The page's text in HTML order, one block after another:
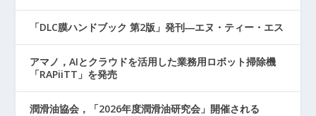
「DLC膜ハンドブック 第2版」発刊―エヌ・ティー・エス
アマノ，AIとクラウドを活用した業務用ロボット掃除機
「RAPiiTT」を発売
潤滑油協会，「2026年度潤滑油研究会」開催される